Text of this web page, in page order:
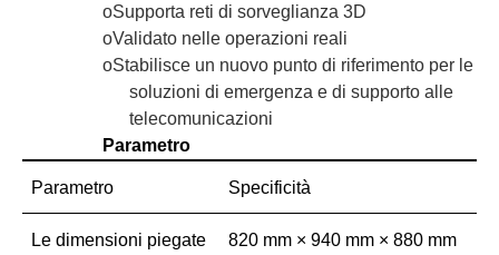
oSupporta reti di sorveglianza 3D
oValidato nelle operazioni reali
oStabilisce un nuovo punto di riferimento per le
soluzioni di emergenza e di supporto alle
telecomunicazioni
Parametro
Parametro Specificità
Le dimensioni piegate
820 mm × 940 mm × 880 mm